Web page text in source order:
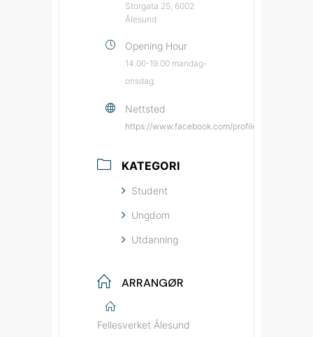
Storgata 25, 6002
Ålesund
Opening Hour
14.00-19.00 mandag-
onsdag.
Nettsted
https://www.facebook.com/
KATEGORI
Student
Ungdom
Utdanning
ARRANGØR
Fellesverket Ålesund